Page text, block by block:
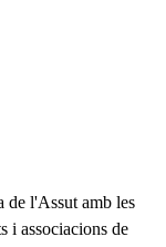
de l'Assut amb les
i associacions de